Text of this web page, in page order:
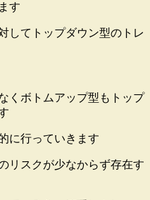
す
してトップダウン型のトレ
くボトムアップ型もトップ
に行っていきます
リスクが少なからず存在す